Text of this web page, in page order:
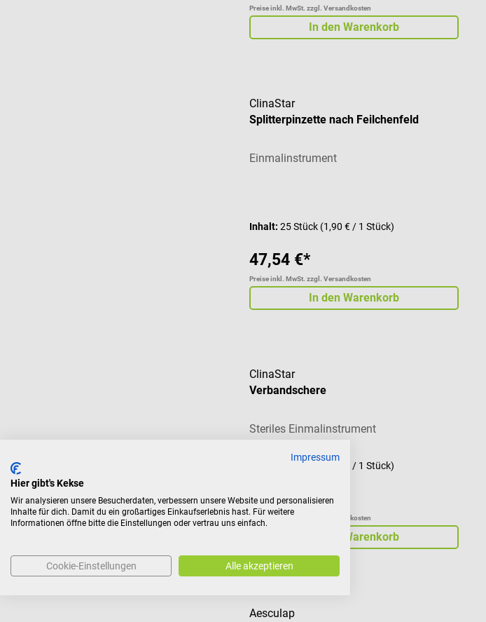
Preise inkl. MwSt. zzgl. Versandkosten
In den Warenkorb
ClinaStar
Splitterpinzette nach Feilchenfeld
Einmalinstrument
Inhalt: 25 Stück (1,90 € / 1 Stück)
47,54 €*
Preise inkl. MwSt. zzgl. Versandkosten
In den Warenkorb
ClinaStar
Verbandschere
Steriles Einmalinstrument
25 Stück (2,66 € / 1 Stück)
66,52 €*
Preise inkl. MwSt. zzgl. Versandkosten
In den Warenkorb
Aesculap
Impressum
Hier gibt's Kekse
Wir analysieren unsere Besucherdaten, verbessern unsere Website und personalisieren
Inhalte für dich. Damit du ein großartiges Einkaufserlebnis hast. Für weitere
Informationen öffne bitte die Einstellungen oder vertrau uns einfach.
Cookie-Einstellungen Alle akzeptieren